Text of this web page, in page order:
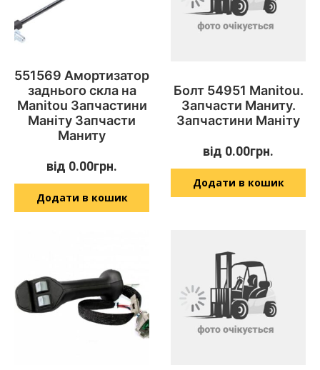
551569 Амортизатор
заднього скла на
Manitou Запчастини
Маніту Запчасти
Маниту
від 0.00грн.
Додати в кошик
Болт 54951 Manitou.
Запчасти Маниту.
Запчастини Маніту
від 0.00грн.
Додати в кошик